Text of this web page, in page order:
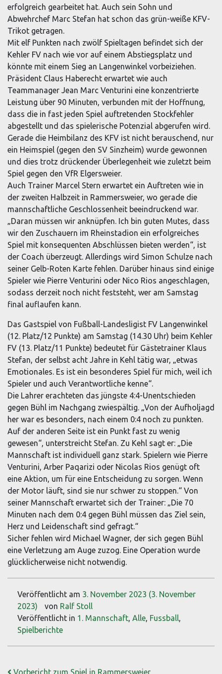
erfolgreich gearbeitet hat. Auch sein Sohn und
Abwehrchef Marc Stefan hat schon das grün-weiße KFV-
Trikot getragen.
Mit elf Punkten nach zwölf Spieltagen befindet sich der
Kehler FV nach wie vor auf einem Abstiegsplatz und
könnte mit einem Sieg an Langenwinkel vorbeiziehen.
Präsident Claus Haberecht erwartet wie auch
Teammanager Jean Marc Venturini eine konzentrierte
Leistung über 90 Minuten, verbunden mit der Hoffnung,
dass die in fast jeden Spiel auftretenden Stockfehler
abgestellt und das spielerische Potenzial abgerufen wird.
Gerade die Heimbilanz des KFV ist nicht berauschend, nur
ein Heimspiel (gegen den SV Sinzheim) wurde gewonnen
und dies trotz drückender Überlegenheit wie zuletzt beim
Spiel gegen den VfR Elgersweier.
Auch Trainer Marcel Stern erwartet ein Auftreten wie in
der zweiten Halbzeit in Rammersweier, wo gerade die
mannschaftliche Geschlossenheit beeindruckend war.
„Daran müssen wir anknüpfen. Ich bin guten Mutes, dass
wir den Zuschauern im Rheinstadion ein erfolgreiches
Spiel mit konsequenten Abschlüssen bieten werden“, ist
der Coach überzeugt. Allerdings wird Simon Schulze nach
seiner Gelb-Roten Karte fehlen. Darüber hinaus sind einige
Spieler wie ­Pierre Venturini oder Nico Rios­ angeschlagen,
sodass derzeit noch nicht feststeht, wer am Samstag
final auflaufen kann.
Das Gastspiel von Fußball-Landesligist FV Langenwinkel
(12. Platz/12 Punkte) am Samstag (14.30 Uhr) beim Kehler
FV (13. Platz/11 Punkte) bedeutet für Gästetrainer Klaus
Stefan, der selbst acht Jahre in Kehl tätig war, „etwas
Emotionales. Es ist ein besonderes Spiel für mich, weil ich
Spieler und auch Verantwortliche kenne“.
Die Lahrer erachteten das jüngste 4:4-Unentschieden
gegen Bühl im Nachgang zwiespältig. „Von der Aufholjagd
her war es besonders, nach einem 0:4 noch zu punkten.
Auf der anderen Seite ist ein Punkt fast zu wenig
gewesen“, unterstreicht Stefan. Zu Kehl sagt er: „Die
Mannschaft ist individuell ganz stark. Spielern wie Pierre
Venturini, Arber Paqarizi oder Nicolas Rios genügt oft
eine Aktion, um für eine Entscheidung zu sorgen. Wenn
der Motor läuft, sind sie nur schwer zu stoppen.“ Von
seiner Mannschaft erwartet sich der Trainer: „Die 70
Minuten nach dem 0:4 gegen Bühl müssen das Ziel sein,
Herz und Leidenschaft sind gefragt.“
Sicher fehlen wird Michael Wagner, der sich gegen Bühl
eine Verletzung am Auge zuzog. Eine Operation wurde
glücklicherweise nicht notwendig.
Veröffentlicht am 3. November 2023 (3. November
2023)
von Ralf Stoll
Veröffentlicht in 1. Mannschaft, Alle, Fussball,
Spielberichte
Beitrags-Navigation
Vorbericht zum Spiel in Rammersweier